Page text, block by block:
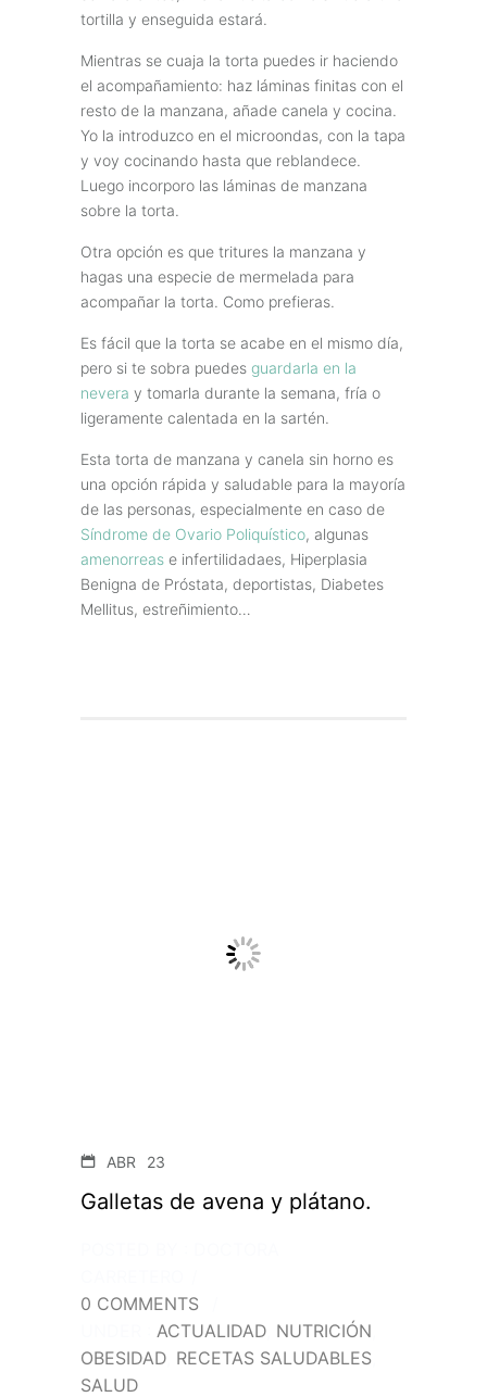
tortilla y enseguida estará.
Mientras se cuaja la torta puedes ir haciendo
el acompañamiento: haz láminas finitas con el
resto de la manzana, añade canela y cocina.
Yo la introduzco en el microondas, con la tapa
y voy cocinando hasta que reblandece.
Luego incorporo las láminas de manzana
sobre la torta.
Otra opción es que tritures la manzana y
hagas una especie de mermelada para
acompañar la torta. Como prefieras.
Es fácil que la torta se acabe en el mismo día,
pero si te sobra puedes guardarla en la
nevera y tomarla durante la semana, fría o
ligeramente calentada en la sartén.
Esta torta de manzana y canela sin horno es
una opción rápida y saludable para la mayoría
de las personas, especialmente en caso de
Síndrome de Ovario Poliquístico, algunas
amenorreas e infertilidadaes, Hiperplasia
Benigna de Próstata, deportistas, Diabetes
Mellitus, estreñimiento…
ABR 23
Galletas de avena y plátano.
0 COMMENTS
ACTUALIDAD NUTRICIÓN
OBESIDAD RECETAS SALUDABLES
SALUD